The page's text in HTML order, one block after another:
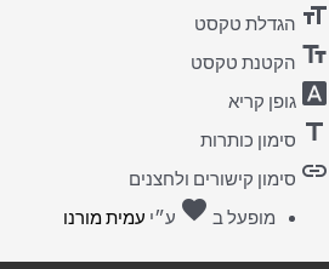
format_size הגדלת טקסט
text_fields הקטנת טקסט
font_download גופן קריא
title סימון כותרות
link סימון קישורים ולחצנים
מופעל ב favorite אהבה
ע״י עמית מורנו